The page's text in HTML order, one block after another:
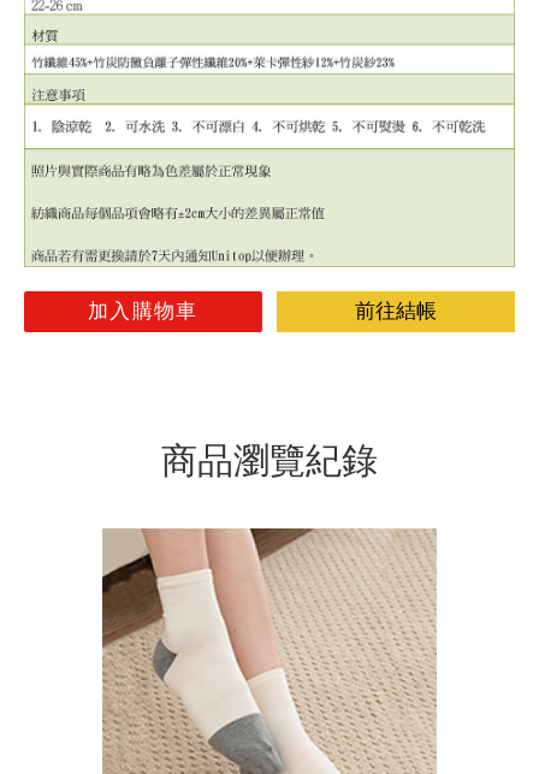
加入購物車 前往結帳
商品瀏覽紀錄